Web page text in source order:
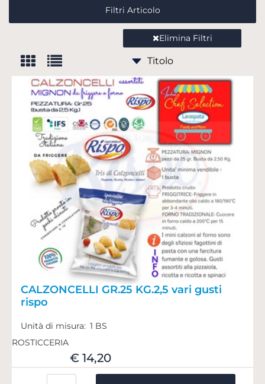
Filtri Articolo
Elimina Filtri
CALZONCELLI GR.25 KG.2,5 vari gusti
rispo
Unità di misura: 1 BS
ROSTICCERIA
€ 14,20